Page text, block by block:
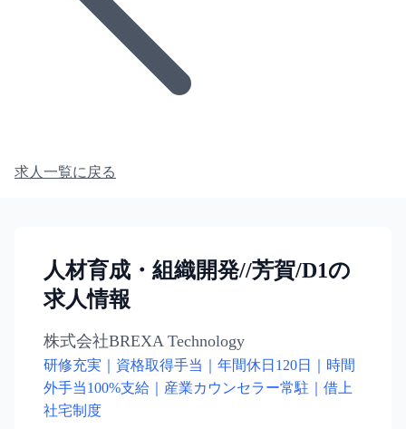
求人一覧に戻る
人材育成・組織開発//芳賀/D1の
求人情報
株式会社BREXA Technology
研修充実｜資格取得手当｜年間休日120日｜時間
外手当100%支給｜産業カウンセラー常駐｜借上
社宅制度